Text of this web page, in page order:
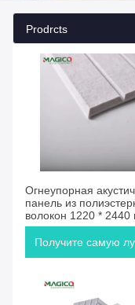
Prodrcts
Огнеупорная
панель из
волокон 1220 * 2440
развлекательных
Получите самую